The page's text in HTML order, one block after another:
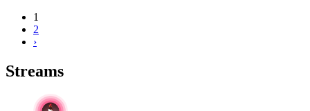
1
2
›
Streams